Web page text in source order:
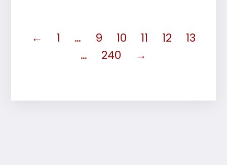
← 1 … 9 10 11 12
13
…
240 →